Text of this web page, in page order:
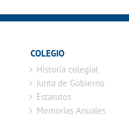
COLEGIO
Historia colegial
Junta de Gobierno
Estatutos
Memorias Anuales